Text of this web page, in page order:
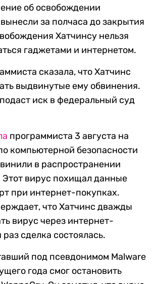
об освобождении
за полчаса до закрытия
Хатчинсу нельзя
гаджетами и интернетом.
сказала, что Хатчинс
выдвинутые ему обвинения.
иск в федеральный суд
программиста 3 августа на
компьютерной безопасности
в распространении
Этот вирус похищал данные
при интернет-покупках.
что Хатчинс дважды
вирус через интернет-
сделка состоялась.
под псевдонимом Malware
года смог остановить